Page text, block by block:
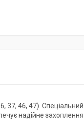
37, 46, 47).
надійне